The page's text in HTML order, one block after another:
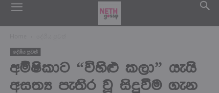
දේශිය පුවත්
අම්ෂිකාට “විහිළු කලා” යැයි
අසත්‍ය පැතිර වූ සිදුවීම ගැන